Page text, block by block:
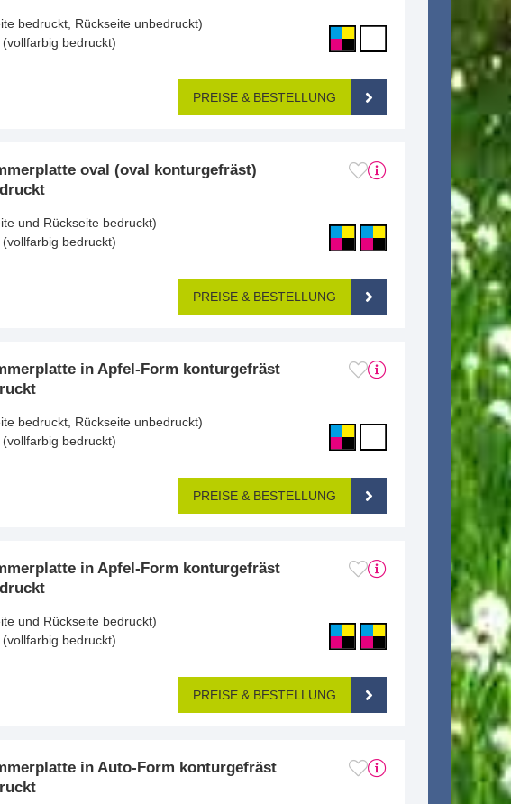
bedruckt, Rückseite unbedruckt)
bedruckt)
PREISE & BESTELLUNG
oval (oval konturgefräst)
und Rückseite bedruckt)
bedruckt)
PREISE & BESTELLUNG
in Apfel-Form konturgefräst
bedruckt, Rückseite unbedruckt)
bedruckt)
PREISE & BESTELLUNG
in Apfel-Form konturgefräst
und Rückseite bedruckt)
bedruckt)
PREISE & BESTELLUNG
in Auto-Form konturgefräst